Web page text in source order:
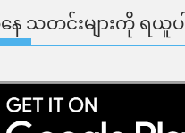
ေ ​​သတင်းများကို ရယူပါ